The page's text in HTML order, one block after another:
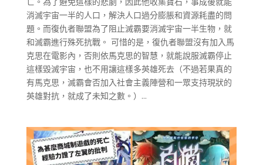
消滅宇宙一半的人口，解決人口過分膨脹和資源耗盡的問
題。而復仇者聯盟為了阻止滅霸要消滅宇宙一半生物，就
和滅霸進行殊死抗戰。 可惜的是，復仇者聯盟沒有加入馬
克思在電影內，否則依馬克思的智慧，就能說服滅霸停止
這樣毀滅宇宙，也不用讓這樣多英雄死去（不過若果真的
有馬克思，滅霸會否加入社會主義陣營和一眾支持現狀的
英雄對抗，就成了未知之數。）...